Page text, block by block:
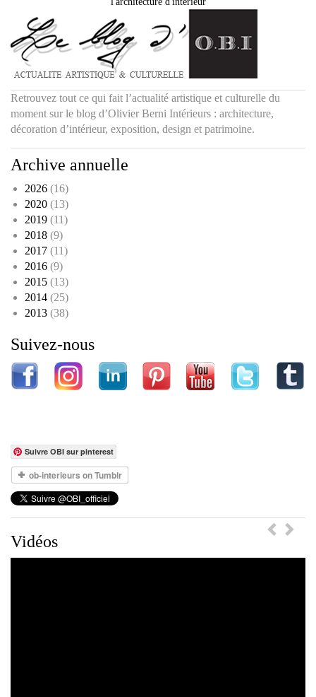
Retrouvez tout ce qui fait l’actualité artistique et culturelle du
moment sur le blog d’Olivier Berni Intérieurs : architecture,
décoration d’intérieur, exposition, design et patrimoine.
Archive annuelle
2026 (16)
2020 (13)
2019 (11)
2018 (9)
2017 (11)
2016 (9)
2015 (13)
2014 (25)
2013 (38)
Suivez-nous
Suivre OBI sur pinterest
Vidéos